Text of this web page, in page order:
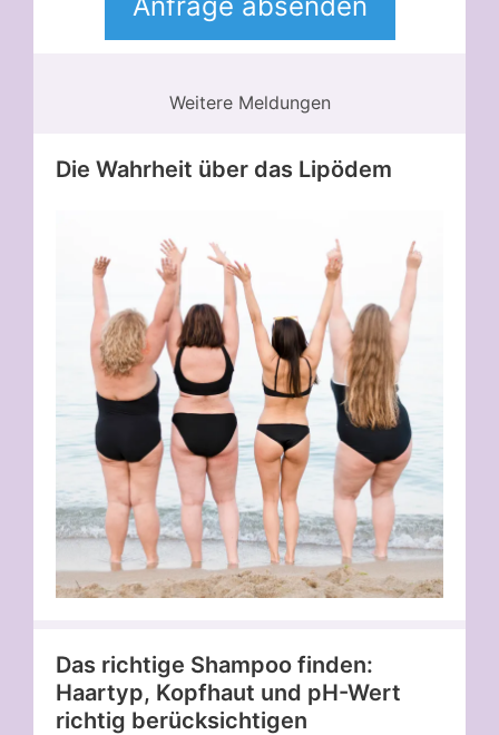
Weitere Meldungen
Die Wahrheit über das Lipödem
Das richtige Shampoo finden:
Haartyp, Kopfhaut und pH-Wert
richtig berücksichtigen